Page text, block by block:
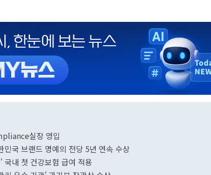
실장 영입
민국 브랜드 명예의 전당 5년 연속 수상
국내 첫 건강보험 급여 적용